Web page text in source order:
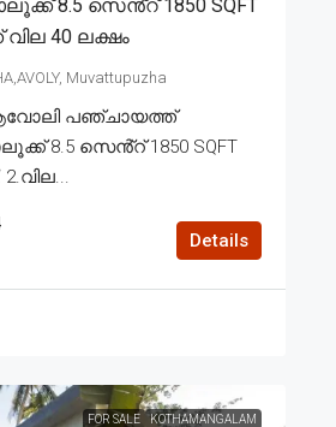
8.5 സെൻ്റ് 1850 SQFT
വില 40 ലക്ഷം
Muvattupuzha
പഞ്ചായത്ത്
8.5 സെൻ്റ് 1850 SQFT
Details
FOR SALE KOTHAMANGALAM